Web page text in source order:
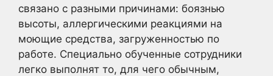
связано с разными причинами: боязнью
высоты, аллергическими реакциями на
моющие средства, загруженностью по
работе. Специально обученные сотрудники
легко выполнят то, для чего обычным,